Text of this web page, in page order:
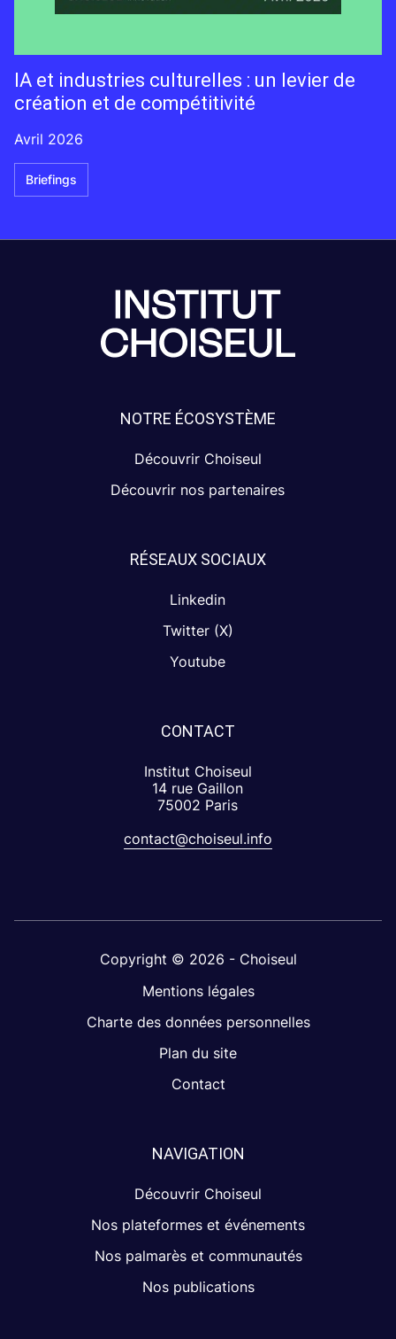
IA et industries culturelles : un levier de
création et de compétitivité
Avril 2026
Briefings
NOTRE ÉCOSYSTÈME
Découvrir Choiseul
Découvrir nos partenaires
RÉSEAUX SOCIAUX
Linkedin
Twitter (X)
Youtube
CONTACT
Institut Choiseul
14 rue Gaillon
75002 Paris
contact@choiseul.info
Copyright © 2026 - Choiseul
Mentions légales
Charte des données personnelles
Plan du site
Contact
NAVIGATION
Découvrir Choiseul
Nos plateformes et événements
Nos palmarès et communautés
Nos publications